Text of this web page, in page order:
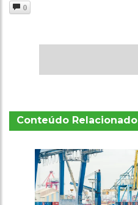
0
Conteúdo Relacionado